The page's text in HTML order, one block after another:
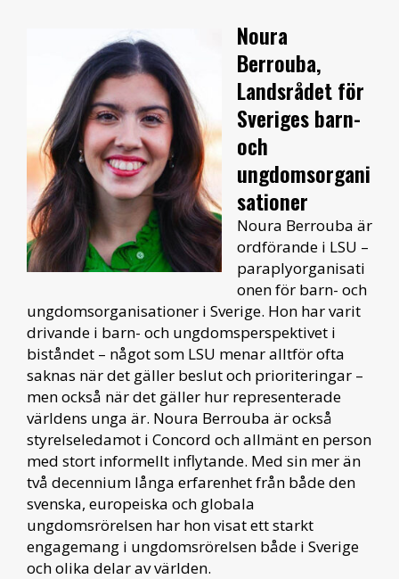
Noura
Berrouba,
Landsrådet för
Sveriges barn-
och
ungdomsorgani
sationer
Noura Berrouba är
ordförande i LSU –
paraplyorganisati
onen för barn- och
ungdomsorganisationer i Sverige. Hon har varit
drivande i barn- och ungdomsperspektivet i
biståndet – något som LSU menar alltför ofta
saknas när det gäller beslut och prioriteringar –
men också när det gäller hur representerade
världens unga är. Noura Berrouba är också
styrelseledamot i Concord och allmänt en person
med stort informellt inflytande. Med sin mer än
två decennium långa erfarenhet från både den
svenska, europeiska och globala
ungdomsrörelsen har hon visat ett starkt
engagemang i ungdomsrörelsen både i Sverige
och olika delar av världen.